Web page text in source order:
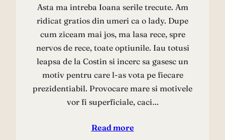
Asta ma intreba Ioana serile trecute. Am
ridicat gratios din umeri ca o lady. Dupe
cum ziceam mai jos, ma lasa rece, spre
nervos de rece, toate optiunile. Iau totusi
leapsa de la Costin si incerc sa gasesc un
motiv pentru care l-as vota pe fiecare
prezidentiabil. Provocare mare si motivele
vor fi superficiale, caci…
Read more